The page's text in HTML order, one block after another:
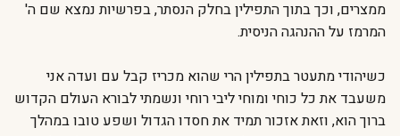
ממצרים, וכך בתוך התפילין בחלק הנסתר, בפרשיות נמצא שם ה'
המרמז על ההנהגה הניסית.
כשיהודי מתעטר בתפילין הרי שהוא מכריז קבל עם ועדה אני
משעבד את כל כוחי ומוחי ליבי רוחי ונשמתי לבורא העולם הקדוש
ברוך הוא, וזאת אזכור תמיד את חסדו הגדול ושפע טובו במהלך